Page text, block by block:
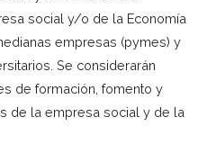
social y/o de la Economía
empresas (pymes) y
Se considerarán
de formación, fomento y
de la empresa social y de la